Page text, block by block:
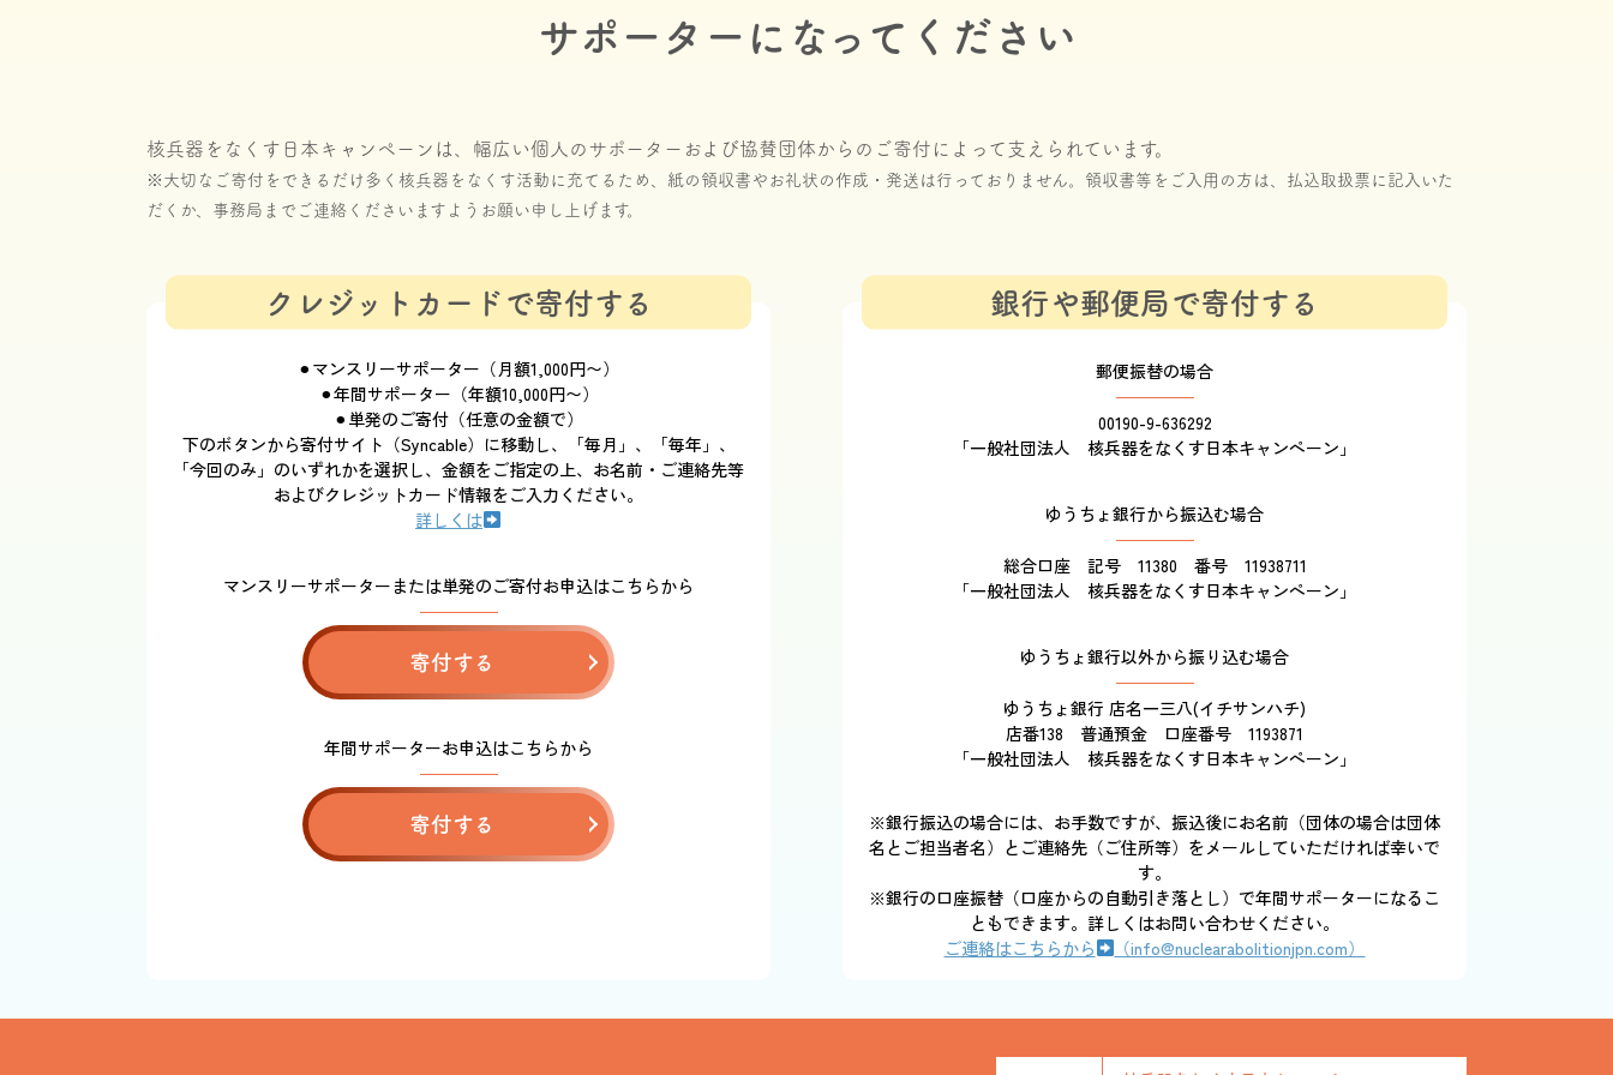
サポーターになってください
核兵器をなくす日本キャンペーンは、幅広い個人のサポーターおよび協賛団体からのご寄付によって支えられています。
※大切なご寄付をできるだけ多く核兵器をなくす活動に充てるため、紙の領収書やお礼状の作成・発送は行っておりません。領収書等をご入用の方は、払込取扱票に記入いた
だくか、事務局までご連絡くださいますようお願い申し上げます。
クレジットカードで寄付する
⚫︎マンスリーサポーター（月額1,000円〜）
⚫︎年間サポーター（年額10,000円〜）
⚫︎単発のご寄付（任意の金額で）
下のボタンから寄付サイト（Syncable）に移動し、「毎月」、「毎年」、
「今回のみ」のいずれかを選択し、金額をご指定の上、お名前・ご連絡先等
およびクレジットカード情報をご入力ください。
詳しくは
マンスリーサポーターまたは単発のご寄付お申込はこちらから
寄付する
年間サポーターお申込はこちらから
寄付する
銀行や郵便局で寄付する
郵便振替の場合
00190-9-636292
「一般社団法人 核兵器をなくす日本キャンペーン」
ゆうちょ銀行から振込む場合
総合口座 記号 11380 番号 11938711
「一般社団法人 核兵器をなくす日本キャンペーン」
ゆうちょ銀行以外から振り込む場合
ゆうちょ銀行 店名一三八(イチサンハチ)
店番138 普通預金 口座番号 1193871
「一般社団法人 核兵器をなくす日本キャンペーン」
※銀行振込の場合には、お手数ですが、振込後にお名前（団体の場合は団体
名とご担当者名）とご連絡先（ご住所等）をメールしていただければ幸いで
す。
※銀行の口座振替（口座からの自動引き落とし）で年間サポーターになるこ
ともできます。詳しくはお問い合わせください。
ご連絡はこちらから
（info@nuclearabolitionjpn.com）